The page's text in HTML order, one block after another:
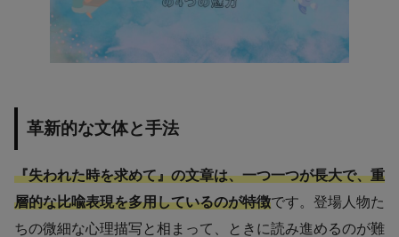
革新的な文体と手法
『失われた時を求めて』の文章は、一つ一つが長大で、重
層的な比喩表現を多用しているのが特徴です。登場人物た
ちの微細な心理描写と相まって、ときに読み進めるのが難